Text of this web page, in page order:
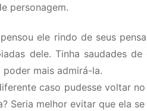
personagem.
ele rindo de seus
dele. Tinha saudades
mais admirá-la.
caso pudesse voltar
Seria melhor evitar que ela